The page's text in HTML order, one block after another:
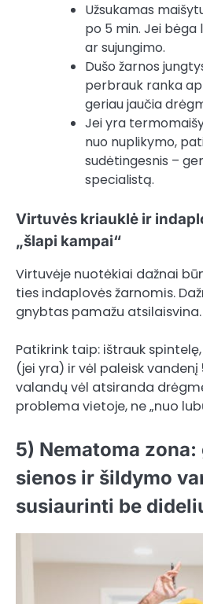
Užsukamas
po 5 min. Jei bėga
ar sujungimo.
Dušo žarnos
perbrauk ranka
geriau jaučia
Jei yra
nuo nuplikymo,
sudėtingesnis –
specialistą.
Virtuvės kriauklė ir
„šlapi kampai“
Virtuvėje nuotėkiai dažnai
ties indaplovės žarnomis.
gnybtas pamažu atsilaisvina.
Patikrink taip: ištrauk
(jei yra) ir vėl paleisk vandenį
valandų vėl atsiranda
problema vietoje, ne „nuo
5) Nematoma
sienos ir šildymo
susiaurinti be